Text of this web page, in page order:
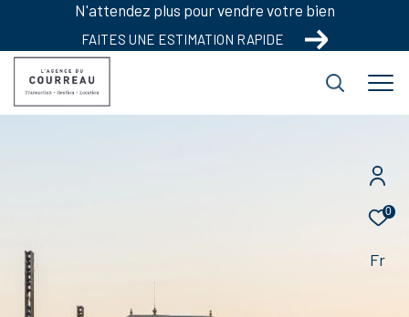
N'attendez plus pour vendre votre bien
FAITES UNE ESTIMATION RAPIDE
0
Fr